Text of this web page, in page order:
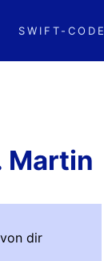
SWIFT-CODE
Martin
dir